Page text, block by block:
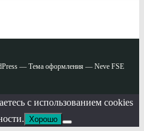
— Тема оформления — Neve FSE
с использованием cookies
Хорошо